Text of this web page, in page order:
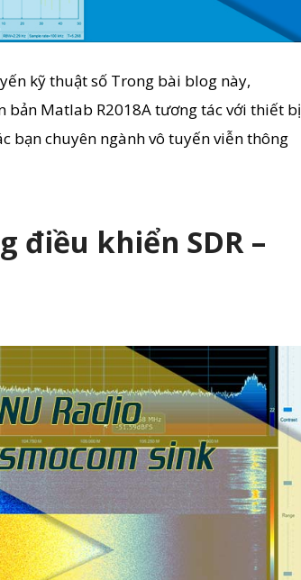
kỹ thuật số Trong bài blog này,
bản Matlab R2018A tương tác với thiết bị
bạn chuyên ngành vô tuyến viễn thông
điều khiển SDR –